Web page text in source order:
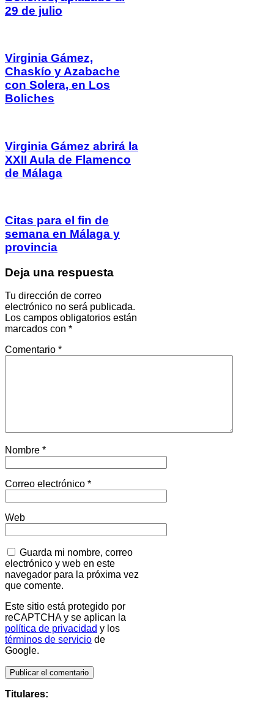
29 de julio
Virginia Gámez,
Chaskío y Azabache
con Solera, en Los
Boliches
Virginia Gámez abrirá la
XXII Aula de Flamenco
de Málaga
Citas para el fin de
semana en Málaga y
provincia
Deja una respuesta
Tu dirección de correo
electrónico no será publicada.
Los campos obligatorios están
marcados con *
Comentario *
Nombre *
Correo electrónico *
Web
Guarda mi nombre, correo
electrónico y web en este
navegador para la próxima vez
que comente.
Este sitio está protegido por
reCAPTCHA y se aplican la
política de privacidad y los
términos de servicio de
Google.
Titulares: